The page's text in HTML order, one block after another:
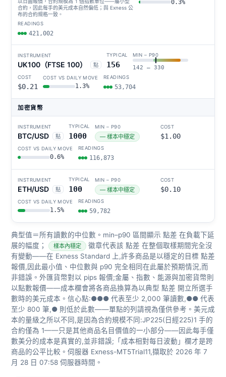
合約，因此每手的美元成本自然偏低；與 Exness 公
布的合約規格一致。
0.3%
421,002
UK100（FTSE 100） 點 156 142 – 330
$0.21 1.3% 53,704
加密貨幣
BTC/USD 點 1000 — 樣本中穩定 $1.00
0.6% 116,873
ETH/USD 點 100 — 樣本中穩定 $0.10
1.5% 59,782
典型值＝所有讀數的中位數。min–p90 區間顯示 點差 在負載下延
展的幅度；
樣本內穩定
徽章代表該 點差 在整個取樣期間完全沒
有變動——在 Exness Standard 上,許多商品是以穩定的目標 點差
報價,因此最小值、中位數與 p90 完全相同在此屬於預期情況,而
非錯誤。外匯貨幣對以 pips 報價;金屬、指數、能源與加密貨幣則
以點數報價——成本欄會將各商品換算為以典型 點差 開立所選手
數時的美元成本。信心點:●●● 代表至少 2,000 筆讀數,●● 代表
至少 800 筆,● 則低於此數——單點的列請視為僅供參考。美元成
本的量級之所以不同,是因為合約規模不同:JP225(日經225)1 手的
合約僅為 1——只是其他商品名目價值的一小部分——因此每手僅
數美分的成本是真實的,並非錯誤;「成本相對每日波動」欄才是跨
商品的公平比較。伺服器 Exness-MT5Trial11,擷取於 2026 年 7
月 28 日 07:58 伺服器時間。